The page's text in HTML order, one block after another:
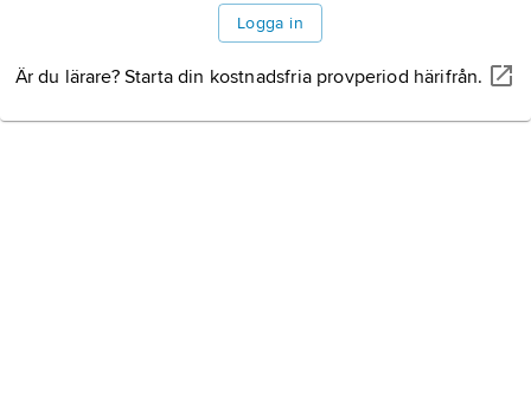
Logga in
Är du lärare? Starta din kostnadsfria provperiod härifrån.